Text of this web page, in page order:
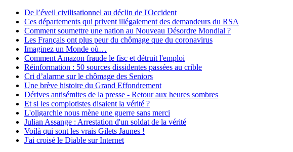
De l’éveil civilisationnel au déclin de l'Occident
Ces départements qui privent illégalement des demandeurs du RSA
Comment soumettre une nation au Nouveau Désordre Mondial ?
Les Français ont plus peur du chômage que du coronavirus
Imaginez un Monde où…
Comment Amazon fraude le fisc et détruit l'emploi
Réinformation : 50 sources dissidentes passées au crible
Cri d’alarme sur le chômage des Seniors
Une brève histoire du Grand Effondrement
Dérives antisémites de la presse - Retour aux heures sombres
Et si les complotistes disaient la vérité ?
L'oligarchie nous mène une guerre sans merci
Julian Assange : Arrestation d'un soldat de la vérité
Voilà qui sont les vrais Gilets Jaunes !
J'ai croisé le Diable sur Internet